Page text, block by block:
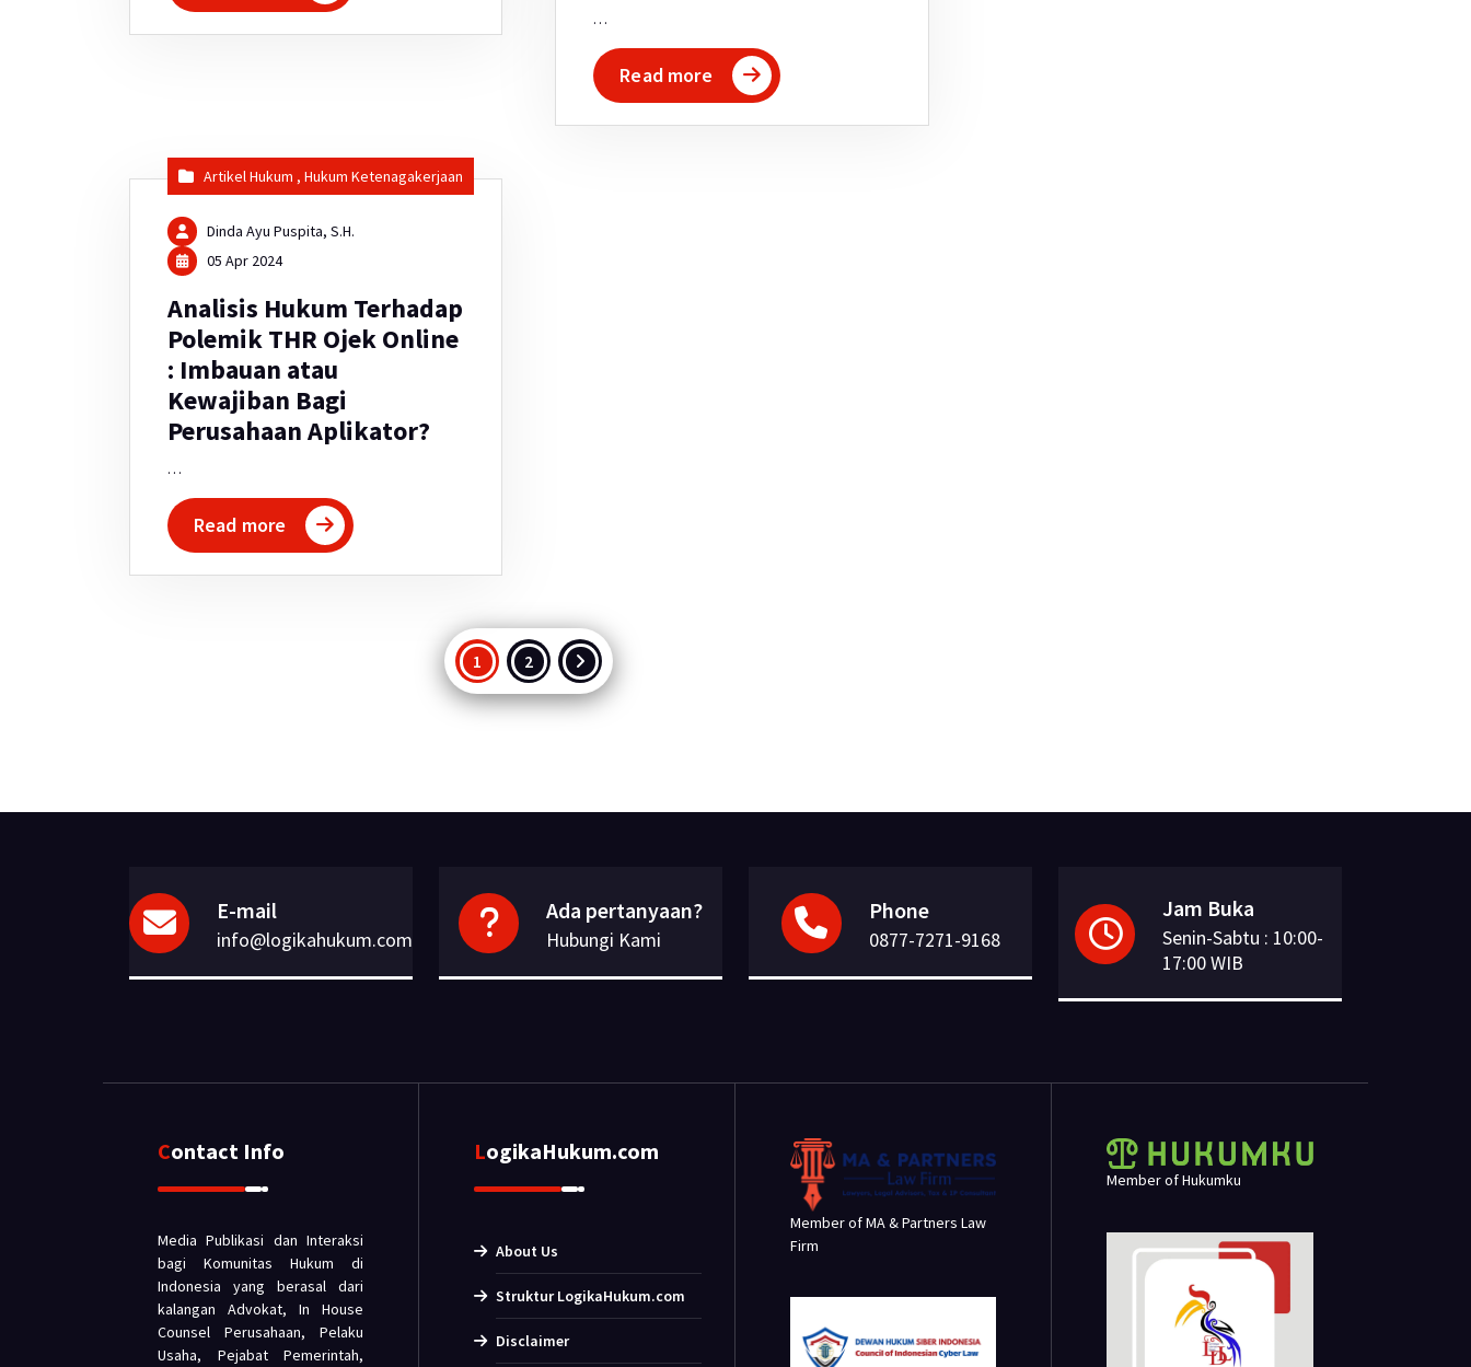
…
Read more
Artikel Hukum , Hukum Ketenagakerjaan
Dinda Ayu Puspita, S.H.
05 Apr 2024
Analisis Hukum Terhadap
Polemik THR Ojek Online
: Imbauan atau
Kewajiban Bagi
Perusahaan Aplikator?
…
Read more
Paginasi
pos
1 2
E-mail
info@logikahukum.com
Ada pertanyaan?
Hubungi Kami
Phone
0877-7271-9168
Jam Buka
Senin-Sabtu : 10:00-
17:00 WIB
Contact Info
Media Publikasi dan Interaksi
bagi Komunitas Hukum di
Indonesia yang berasal dari
kalangan Advokat, In House
Counsel Perusahaan, Pelaku
Usaha, Pejabat Pemerintah,
LogikaHukum.com
About Us
Struktur LogikaHukum.com
Disclaimer
Member of MA & Partners Law
Firm
Member of Hukumku